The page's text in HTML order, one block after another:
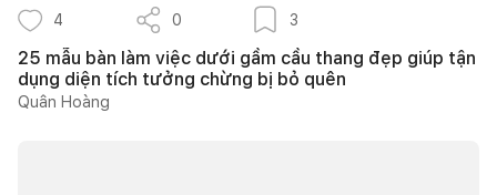
4 0 3
25 mẫu bàn làm việc dưới gầm cầu thang đẹp giúp tận
dụng diện tích tưởng chừng bị bỏ quên
Quân Hoàng